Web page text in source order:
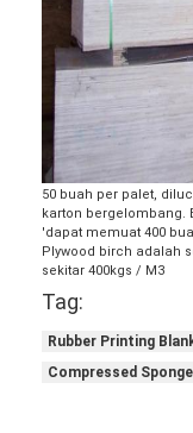
Rumah
Produk
Tentang kami
Tur Pabrik
Kontrol kualitas
Hubungi kami
50 buah per palet,
karton bergelombang.
'dapat memuat 400
Plywood birch adalah
sekitar 400kgs / M3
Tag:
Rubber Printing
Compressed Sponge